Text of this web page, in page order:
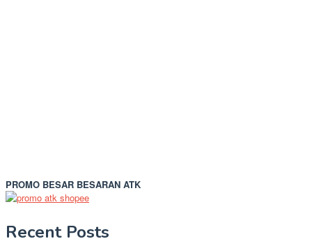
PROMO BESAR BESARAN ATK
Recent Posts